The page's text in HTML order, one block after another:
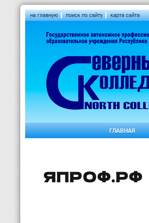
на главную поиск по сайту карта сайта
ГЛАВНАЯ